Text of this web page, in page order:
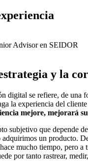
Advisor en SEIDOR
y la
digital se refiere, de una
la experiencia del
mejore, mejorará
subjetivo que depende
un producto.
mucho tiempo, pero
por tanto rastrear,